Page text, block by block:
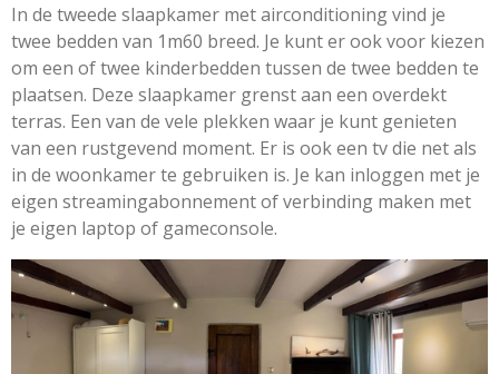
In de tweede slaapkamer met airconditioning vind je
twee bedden van 1m60 breed. Je kunt er ook voor kiezen
om een of twee kinderbedden tussen de twee bedden te
plaatsen. Deze slaapkamer grenst aan een overdekt
terras. Een van de vele plekken waar je kunt genieten
van een rustgevend moment. Er is ook een tv die net als
in de woonkamer te gebruiken is. Je kan inloggen met je
eigen streamingabonnement of verbinding maken met
je eigen laptop of gameconsole.